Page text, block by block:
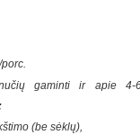
gaminti ir apie 4-
(be sėklų),